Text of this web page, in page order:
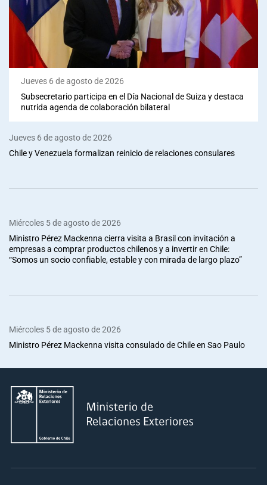
Jueves 6 de agosto de 2026
Subsecretario participa en el Día Nacional de Suiza y destaca
nutrida agenda de colaboración bilateral
Jueves 6 de agosto de 2026
Chile y Venezuela formalizan reinicio de relaciones consulares
Miércoles 5 de agosto de 2026
Ministro Pérez Mackenna cierra visita a Brasil con invitación a
empresas a comprar productos chilenos y a invertir en Chile:
“Somos un socio confiable, estable y con mirada de largo plazo”
Miércoles 5 de agosto de 2026
Ministro Pérez Mackenna visita consulado de Chile en Sao Paulo